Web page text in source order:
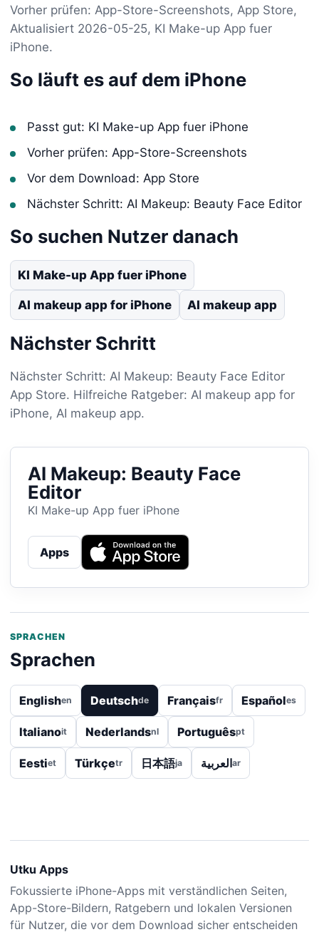
Vorher prüfen: App-Store-Screenshots, App Store,
Aktualisiert 2026-05-25, KI Make-up App fuer
iPhone.
So läuft es auf dem iPhone
Passt gut: KI Make-up App fuer iPhone
Vorher prüfen: App-Store-Screenshots
Vor dem Download: App Store
Nächster Schritt: AI Makeup: Beauty Face Editor
So suchen Nutzer danach
KI Make-up App fuer iPhone
AI makeup app for iPhone AI makeup app
Nächster Schritt
Nächster Schritt: AI Makeup: Beauty Face Editor
App Store. Hilfreiche Ratgeber: AI makeup app for
iPhone, AI makeup app.
AI Makeup: Beauty Face
Editor
KI Make-up App fuer iPhone
Apps
SPRACHEN
Sprachen
Englishen Deutschde Françaisfr Españoles
Italianoit Nederlandsnl Portuguêspt
Eestiet Türkçetr 日本語ja العربيةar
Utku Apps
Fokussierte iPhone-Apps mit verständlichen Seiten,
App-Store-Bildern, Ratgebern und lokalen Versionen
für Nutzer, die vor dem Download sicher entscheiden